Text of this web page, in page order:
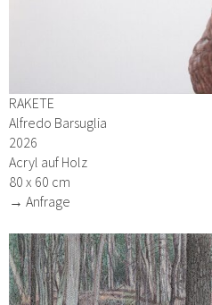
RAKETE
Alfredo Barsuglia
2026
Acryl auf Holz
80 x 60 cm
→ Anfrage